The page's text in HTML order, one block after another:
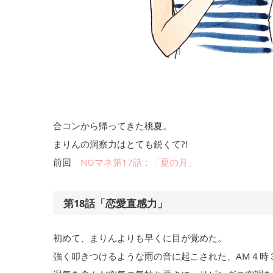
合コンから帰ってきた桃夏。
まりんの洞察力はとても鋭くて?!
前回 NOマネ第17話：「夏の月」
第18話「恋愛直感力」
初めて、まりんよりも早くに目が覚めた。
強く叩きつけるような雨の音に起こされた、AM４時